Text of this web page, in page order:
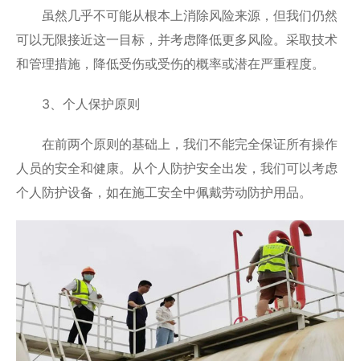
虽然几乎不可能从根本上消除风险来源，但我们仍然
可以无限接近这一目标，并考虑降低更多风险。采取技术
和管理措施，降低受伤或受伤的概率或潜在严重程度。
3、个人保护原则
在前两个原则的基础上，我们不能完全保证所有操作
人员的安全和健康。从个人防护安全出发，我们可以考虑
个人防护设备，如在施工安全中佩戴劳动防护用品。